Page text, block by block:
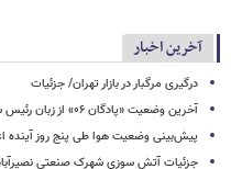
آخرین اخبار
درگیری مرگبار در بازار تهران/ جزئیات
آخرین وضعیت «پادگان ۰۶» از زبان رئیس شورای شهر تهران
پیش‌بینی وضعیت هوا طی پنج روز آینده
جزئیات آتش سوزی شهرک صنعتی